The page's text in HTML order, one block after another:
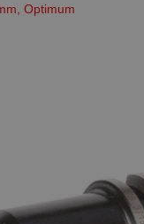
Optimum